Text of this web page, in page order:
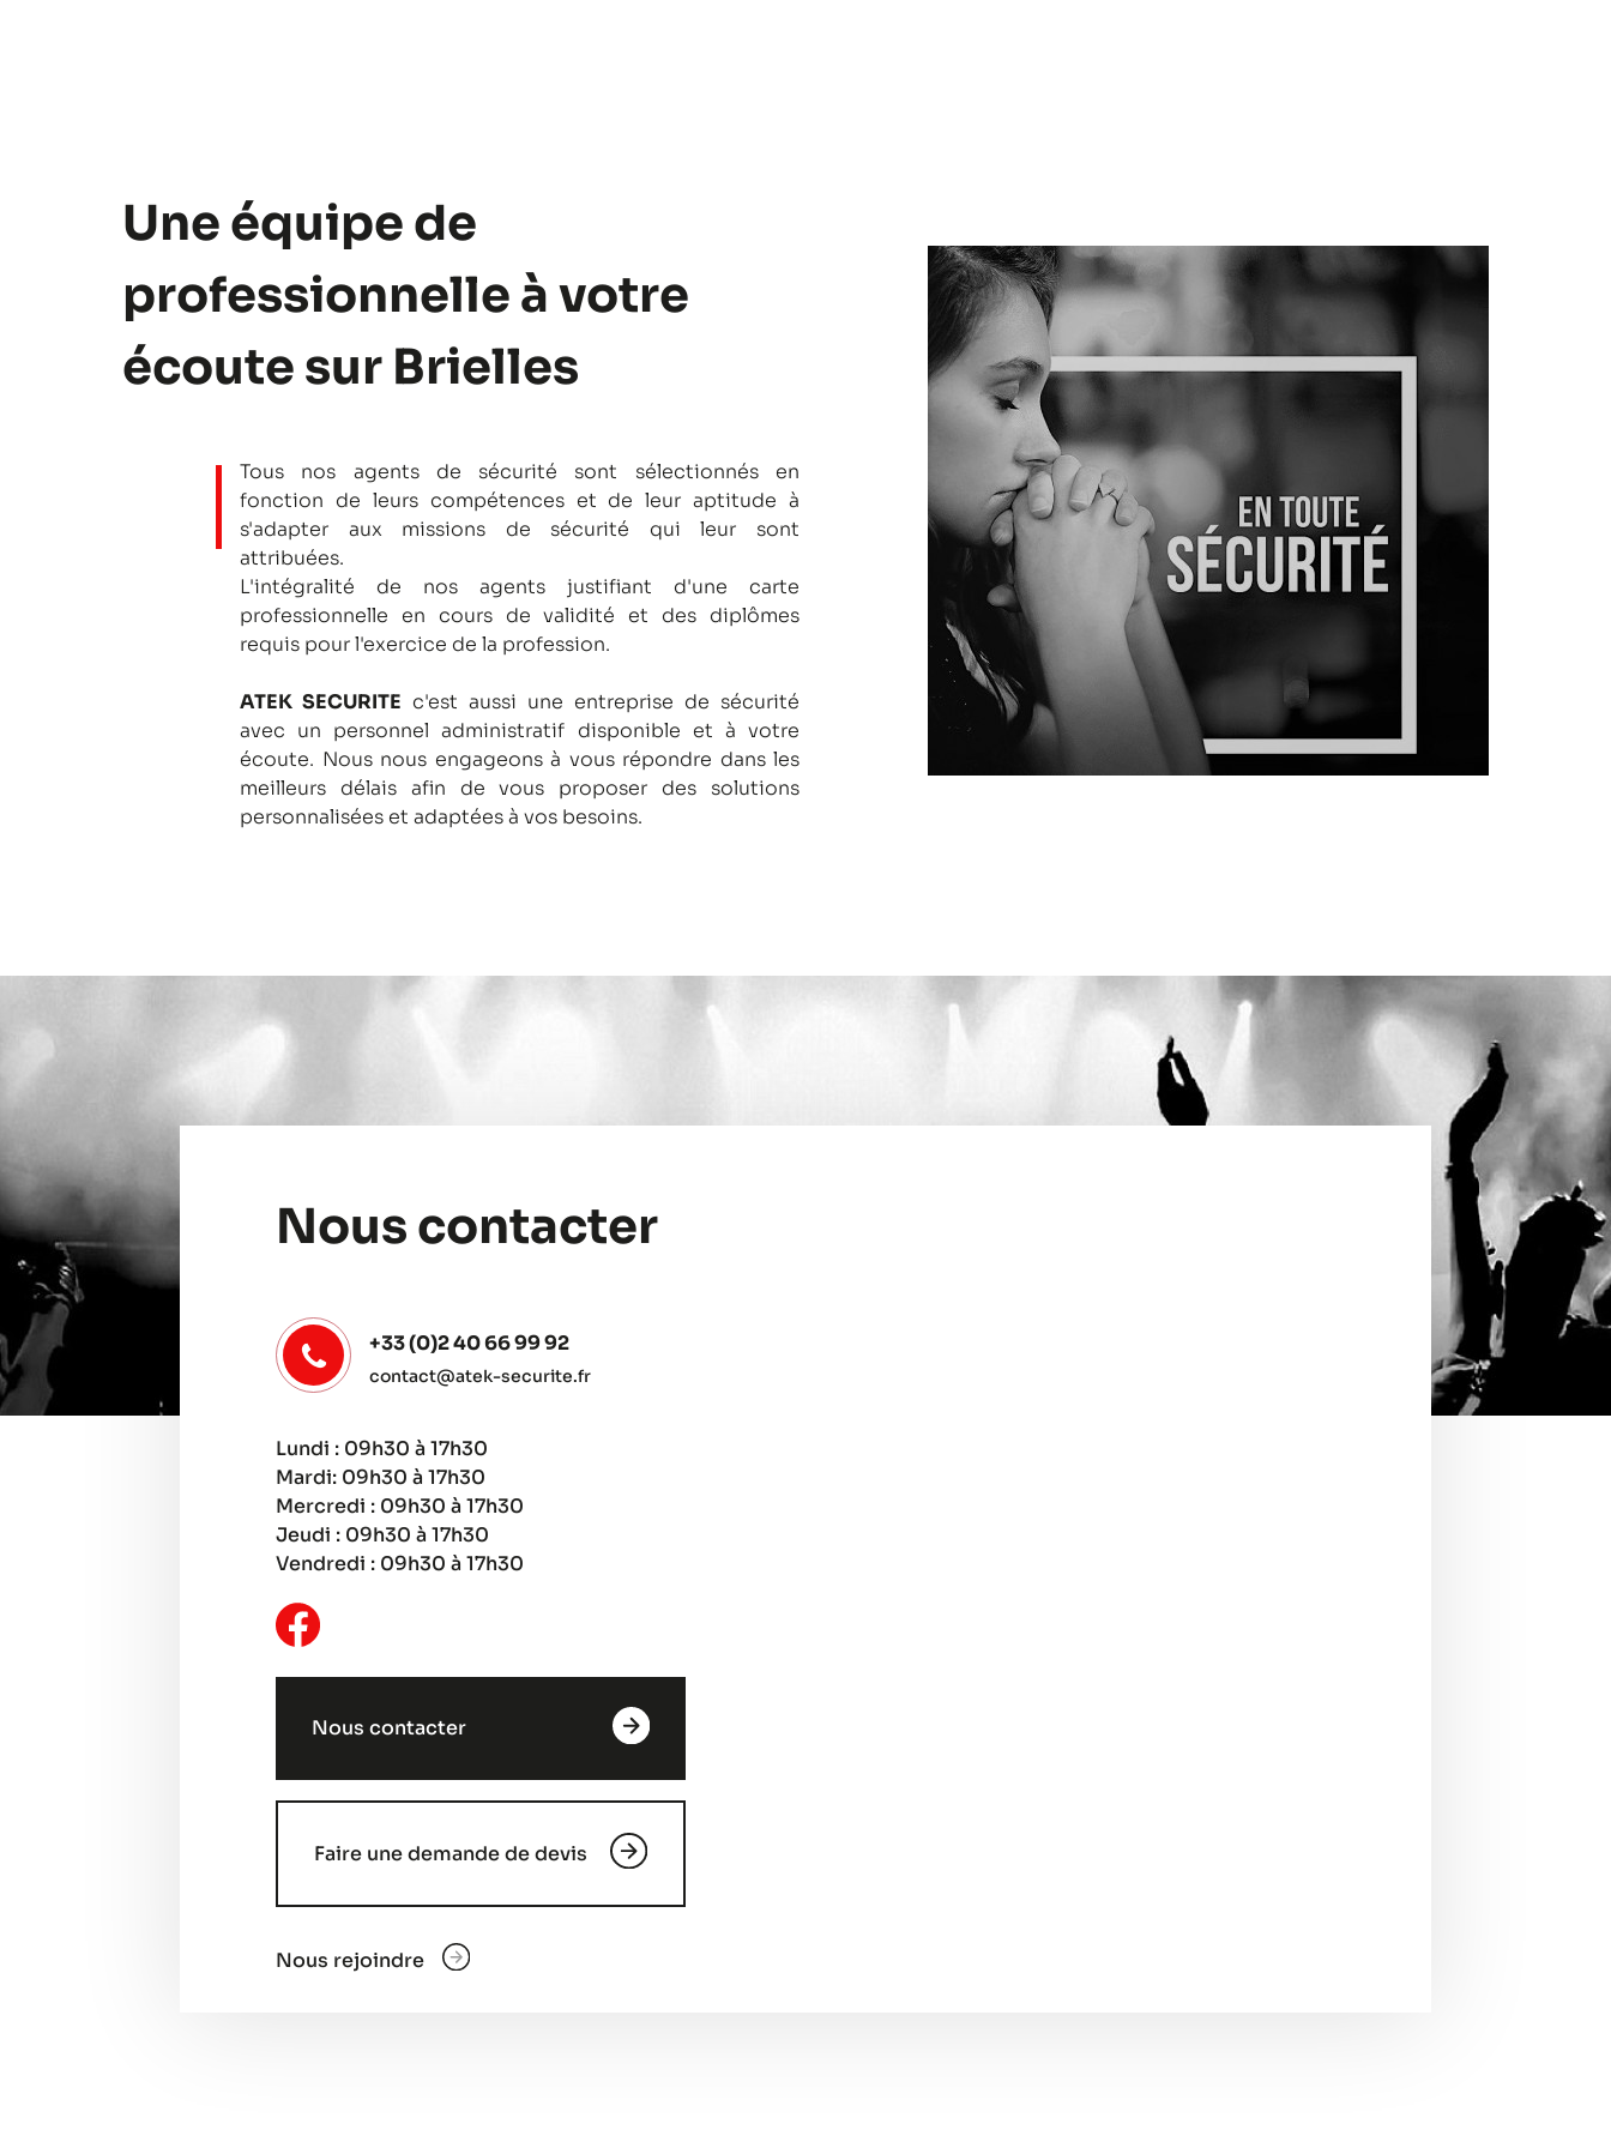
Une équipe de
professionnelle à votre
écoute sur Brielles
Tous nos agents de sécurité sont sélectionnés en
fonction de leurs compétences et de leur aptitude à
s'adapter aux missions de sécurité qui leur sont
attribuées.
L'intégralité de nos agents justifiant d'une carte
professionnelle en cours de validité et des diplômes
requis pour l'exercice de la profession.
ATEK SECURITE c'est aussi une entreprise de sécurité
avec un personnel administratif disponible et à votre
écoute. Nous nous engageons à vous répondre dans les
meilleurs délais afin de vous proposer des solutions
personnalisées et adaptées à vos besoins.
Nous contacter
+33 (0)2 40 66 99 92
contact@atek-securite.fr
Lundi : 09h30 à 17h30
Mardi: 09h30 à 17h30
Mercredi : 09h30 à 17h30
Jeudi : 09h30 à 17h30
Vendredi : 09h30 à 17h30
Nous contacter
Faire une demande de devis
Nous rejoindre